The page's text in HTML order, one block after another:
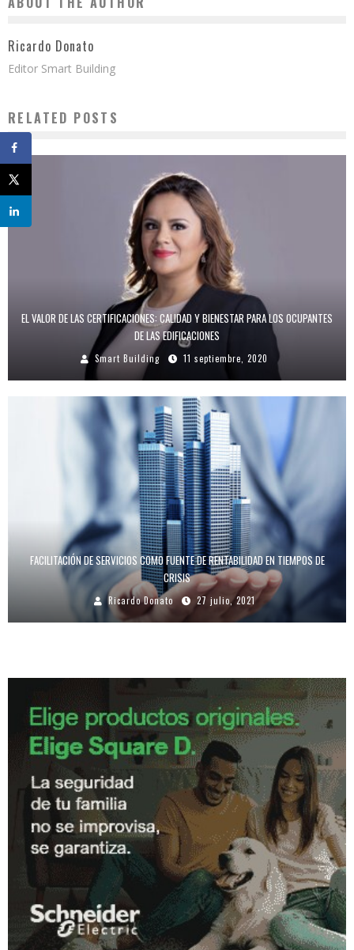
Ricardo Donato
Editor Smart Building
RELATED POSTS
EL VALOR DE LAS CERTIFICACIONES: CALIDAD Y BIENESTAR PARA LOS OCUPANTES
DE LAS EDIFICACIONES
Smart Building 11 septiembre, 2020
FACILITACIÓN DE SERVICIOS COMO FUENTE DE RENTABILIDAD EN TIEMPOS DE
CRISIS
Ricardo Donato 27 julio, 2021